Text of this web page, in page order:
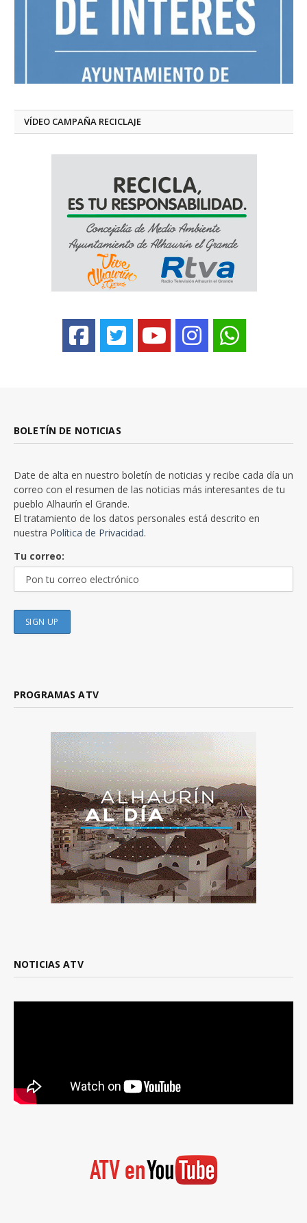
VÍDEO CAMPAÑA RECICLAJE
BOLETÍN DE NOTICIAS
Date de alta en nuestro boletín de noticias y recibe cada día un
correo con el resumen de las noticias más interesantes de tu
pueblo Alhaurín el Grande.
El tratamiento de los datos personales está descrito en
nuestra Política de Privacidad.
Tu correo:
PROGRAMAS ATV
NOTICIAS ATV